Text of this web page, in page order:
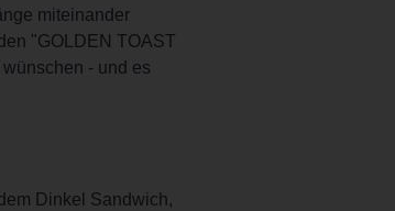
miteinander
"GOLDEN TOAST
- und es
Dinkel Sandwich,